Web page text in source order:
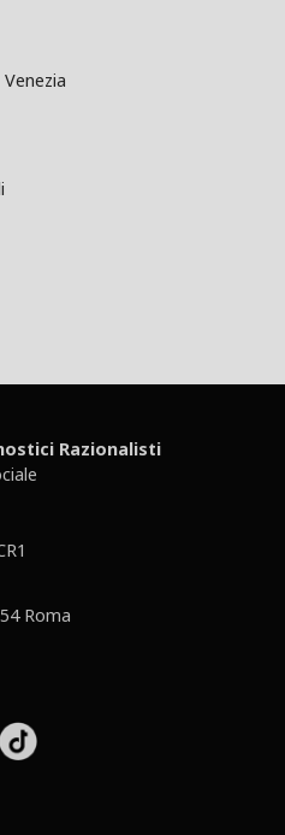
Razionalisti
Roma